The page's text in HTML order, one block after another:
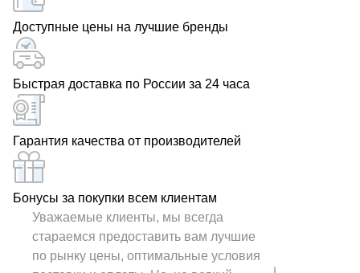
Доступные цены на лучшие бренды
Быстрая доставка по России за 24 часа
Гарантия качества от производителей
Бонусы за покупки всем клиентам
Уважаемые клиенты, мы всегда
стараемся предоставить вам лучшие
по рынку цены, оптимальные условия